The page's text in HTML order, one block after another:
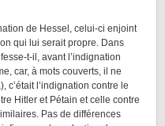
de Hessel, celui-ci enjoint
qui lui serait propre. Dans
t-il, avant l’indignation
car, à mots couverts, il ne
c’était l’indignation contre le
Hitler et Pétain et celle contre
Pas de différences